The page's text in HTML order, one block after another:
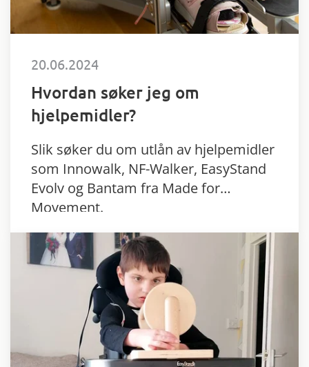
20.06.2024
Hvordan søker jeg om
hjelpemidler?
Slik søker du om utlån av hjelpemidler
som Innowalk, NF-Walker, EasyStand
Evolv og Bantam fra Made for
Movement.